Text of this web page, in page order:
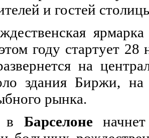
и гостей
году стартует
на
здания Биржи,
рынка.
в Барселоне